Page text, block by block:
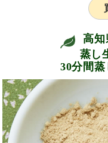
高知
蒸し
30分間蒸